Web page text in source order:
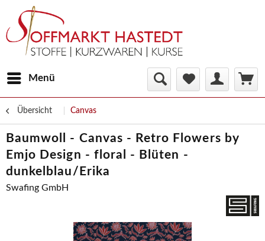
Menü
Übersicht Canvas
Baumwoll - Canvas - Retro Flowers by
Emjo Design - floral - Blüten -
dunkelblau/Erika
Swafing GmbH